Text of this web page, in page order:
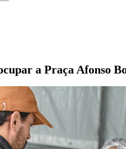
a Praça Afonso